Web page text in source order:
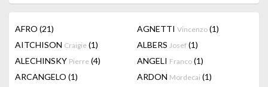
AFRO (21) AGNETTI Vincenzo (1)
AITCHISON Craigie (1) ALBERS Josef (1)
ALECHINSKY Pierre (4) ANGELI Franco (1)
ARCANGELO (1) ARDON Mordecai (1)